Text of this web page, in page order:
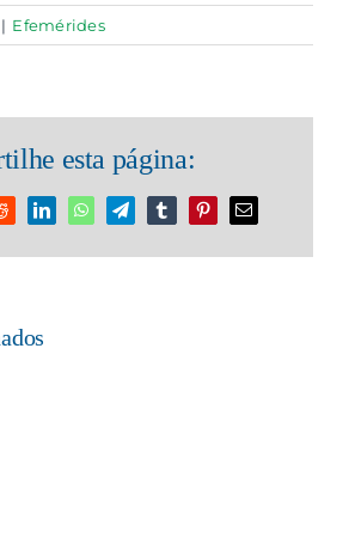
| Efemérides
esta página:
RedditLinkedInWhatsAppTelegramTumblrPinterestEmail